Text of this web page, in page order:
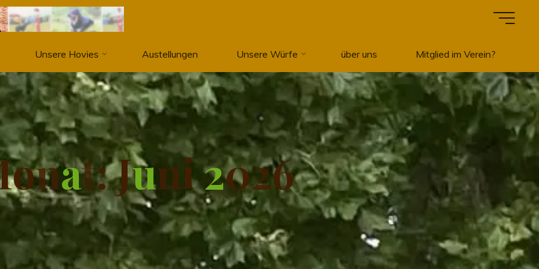
Unsere Hovies Austellungen Unsere Würfe über uns Mitglied im Verein?
onat:Juni2026